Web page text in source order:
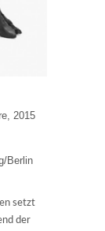
2015
Berlin
setzt
der